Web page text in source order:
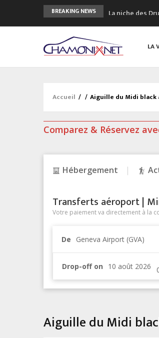
BREAKING NEWS
La niche des
Craft ouvre un
3eme Chamonix
LA
Accueil / / Aiguille du Midi black
Comparez & Réservez
Hébergement
Transferts aéroport |
Votre paiement va directement à la
De Geneva Airport (GVA)
Drop-off on
Aiguille du Midi